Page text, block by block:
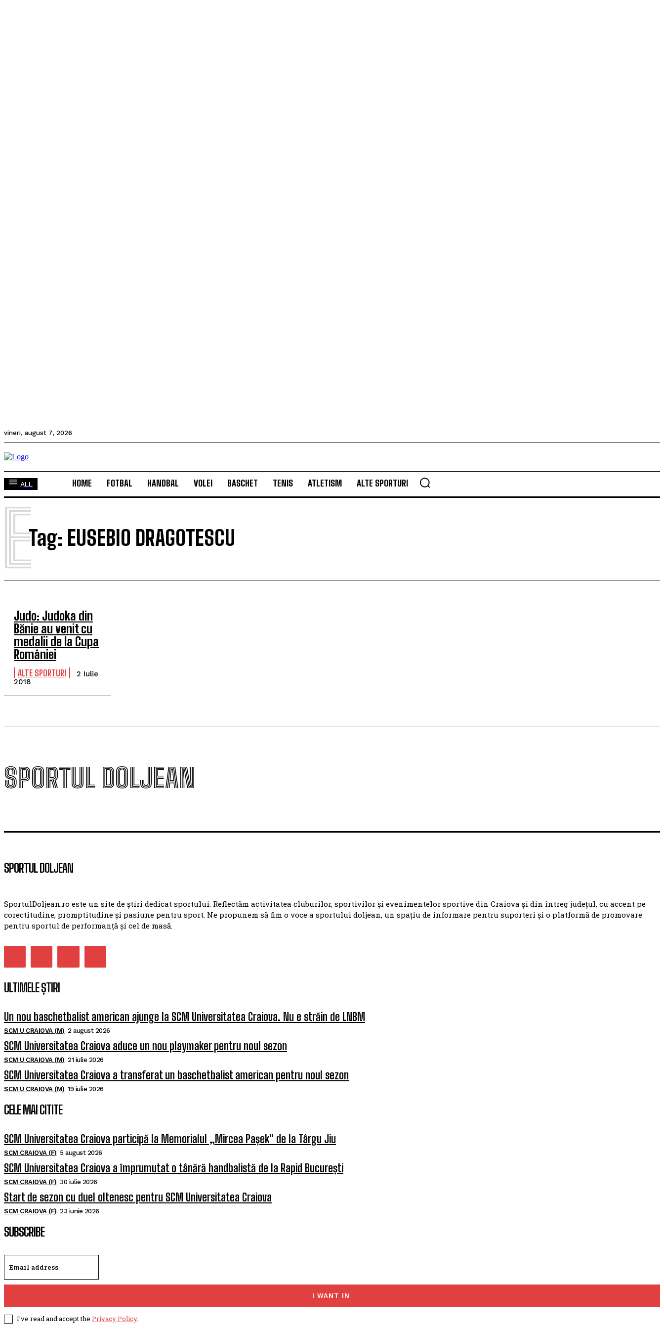
vineri, august 7, 2026
ALL HOME FOTBAL HANDBAL VOLEI BASCHET TENIS ATLETISM ALTE SPORTURI
Tag: EUSEBIO DRAGOTESCU
E
Judo: Judoka din
Bănie au venit cu
medalii de la Cupa
României
ALTE SPORTURI
2 Iulie
2018
SPORTUL DOLJEAN
SPORTUL DOLJEAN
SportulDoljean.ro este un site de știri dedicat sportului. Reflectăm activitatea cluburilor, sportivilor și evenimentelor sportive din Craiova și din întreg județul, cu accent pe
corectitudine, promptitudine și pasiune pentru sport. Ne propunem să fim o voce a sportului doljean, un spațiu de informare pentru suporteri și o platformă de promovare
pentru sportul de performanță și cel de masă.
ULTIMELE ȘTIRI
Un nou baschetbalist american ajunge la SCM Universitatea Craiova. Nu e străin de LNBM
SCM U CRAIOVA (M) 2 august 2026
SCM Universitatea Craiova aduce un nou playmaker pentru noul sezon
SCM U CRAIOVA (M) 21 iulie 2026
SCM Universitatea Craiova a transferat un baschetbalist american pentru noul sezon
SCM U CRAIOVA (M) 19 iulie 2026
CELE MAI CITITE
SCM Universitatea Craiova participă la Memorialul „Mircea Pașek” de la Târgu Jiu
SCM CRAIOVA (F) 5 august 2026
SCM Universitatea Craiova a împrumutat o tânără handbalistă de la Rapid București
SCM CRAIOVA (F) 30 iulie 2026
Start de sezon cu duel oltenesc pentru SCM Universitatea Craiova
SCM CRAIOVA (F) 23 iunie 2026
SUBSCRIBE
I WANT IN
I've read and accept the Privacy Policy.